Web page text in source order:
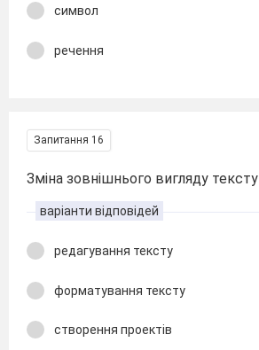
символ
речення
Запитання 16
Зміна зовнішнього вигляду тексту
варіанти відповідей
редагування тексту
форматування тексту
створення проектів